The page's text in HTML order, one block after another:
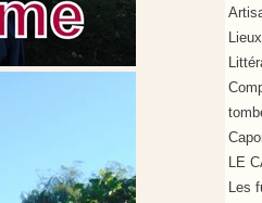
LE
Les